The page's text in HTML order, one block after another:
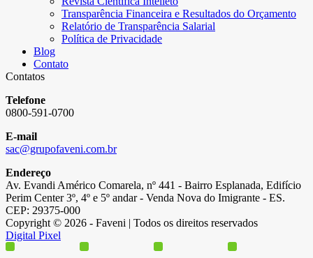
Transparência Financeira e Resultados do Orçamento
Relatório de Transparência Salarial
Política de Privacidade
Blog
Contato
Contatos
Telefone
0800-591-0700
E-mail
sac@grupofaveni.com.br
Endereço
Av. Evandi Américo Comarela, nº 441 - Bairro Esplanada, Edifício
Perim Center 3º, 4º e 5º andar - Venda Nova do Imigrante - ES.
CEP: 29375-000
Copyright © 2026 - Faveni | Todos os direitos reservados
Digital Pixel